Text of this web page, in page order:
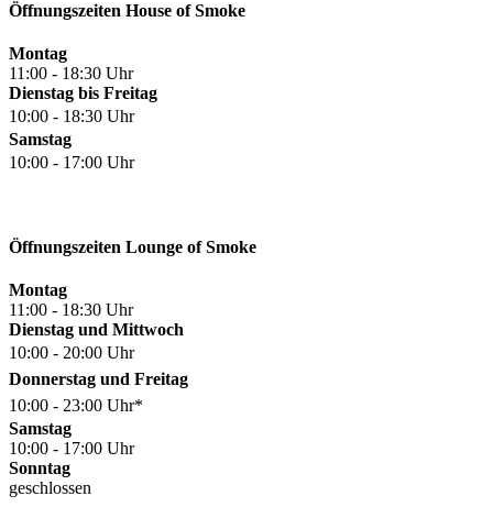
Öffnungszeiten House of Smoke
Montag
11:00 - 18:30 Uhr
Dienstag bis Freitag
10:00 - 18:30 Uhr
Samstag
10:00 - 17:00 Uhr
Öffnungszeiten Lounge of Smoke
Montag
11:00 - 18:30 Uhr
Dienstag und Mittwoch
10:00 - 20:00 Uhr
Donnerstag und Freitag
10:00 - 23:00 Uhr*
Samstag
10:00 - 17:00 Uhr
Sonntag
geschlossen